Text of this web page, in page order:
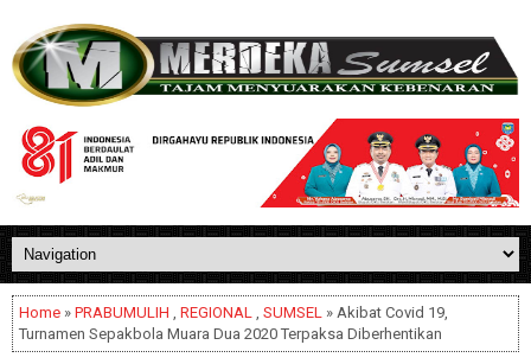
Home » PRABUMULIH , REGIONAL , SUMSEL » Akibat Covid 19,
Turnamen Sepakbola Muara Dua 2020 Terpaksa Diberhentikan